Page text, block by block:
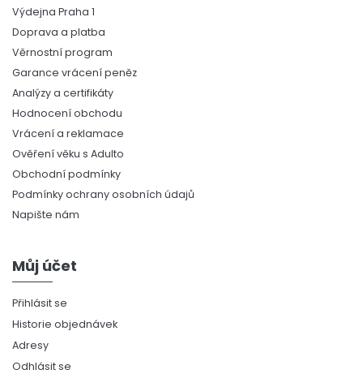
Výdejna Praha 1
Doprava a platba
Věrnostní program
Garance vrácení peněz
Analýzy a certifikáty
Hodnocení obchodu
Vrácení a reklamace
Ověření věku s Adulto
Obchodní podmínky
Podmínky ochrany osobních údajů
Napište nám
Můj účet
Přihlásit se
Historie objednávek
Adresy
Odhlásit se